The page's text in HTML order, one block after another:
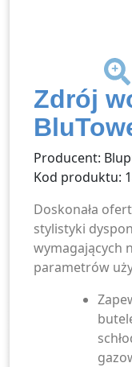
+
Zdrój
Producent:
Kod produktu:
Doskonała
stylistyki
wymagających
parametrów